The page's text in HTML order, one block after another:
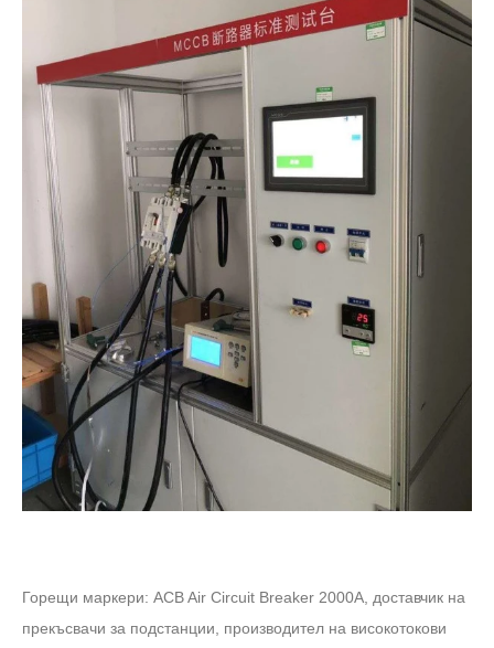
Горещи маркери: ACB Air Circuit Breaker 2000A, доставчик на
прекъсвачи за подстанции, производител на високотокови